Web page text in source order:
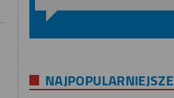
NAJPOPULARNIEJSZE